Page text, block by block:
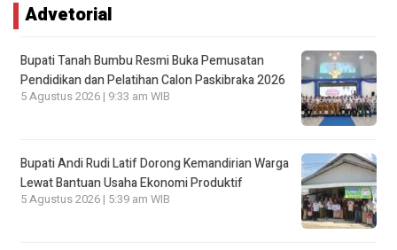
Advetorial
Bupati Tanah Bumbu Resmi Buka Pemusatan
Pendidikan dan Pelatihan Calon Paskibraka 2026
5 Agustus 2026 | 9:33 am WIB
Bupati Andi Rudi Latif Dorong Kemandirian Warga
Lewat Bantuan Usaha Ekonomi Produktif
5 Agustus 2026 | 5:39 am WIB